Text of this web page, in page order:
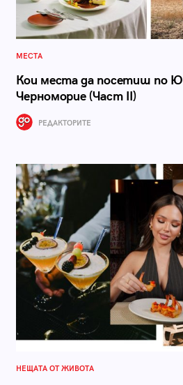
МЕСТА
Кои места да посетиш по
Черноморие (Част II)
РЕДАКТОРИТЕ
НЕЩАТА ОТ ЖИВОТА